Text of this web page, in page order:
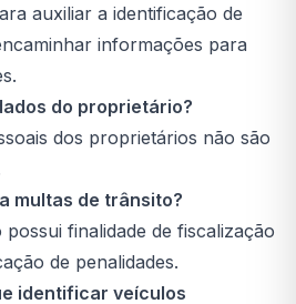
auxiliar a identificação de
informações para
do proprietário?
dos proprietários não são
multas de trânsito?
finalidade de fiscalização
de penalidades.
identificar veículos